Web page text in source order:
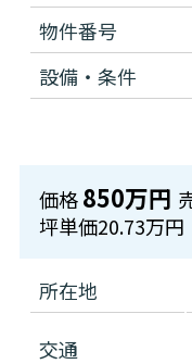
物件番号
設備・条件
価格850万円
坪単価20.73万円
所在地
交通